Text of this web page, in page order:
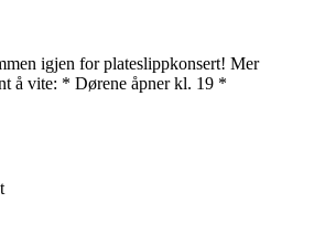
igjen for plateslippkonsert! Mer
å vite: * Dørene åpner kl. 19 *